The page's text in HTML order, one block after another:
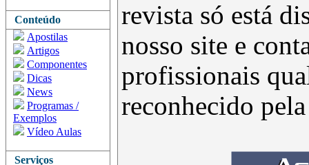
Conteúdo
Apostilas
Artigos
Componentes
Dicas
News
Programas /
Exemplos
Vídeo Aulas
Serviços
revista só está
nosso site e
profissionais
reconhecido